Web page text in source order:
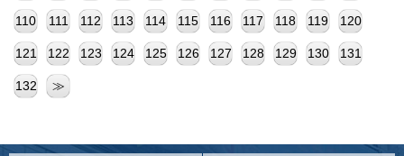
110 111 112 113 114 115 116 117 118 119 120
121 122 123 124 125 126 127 128 129 130 131
132 ≫